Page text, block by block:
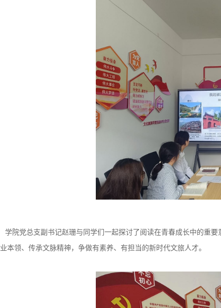
学院党总支副书记赵珊与同学们一起探讨 了 阅读在青春成长中的重要
本领、传承文脉精神，争做有素养、有担当的新时代文旅人才。